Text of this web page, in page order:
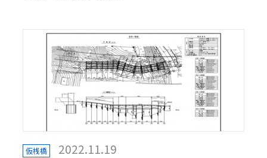
仮桟橋 2022.11.19